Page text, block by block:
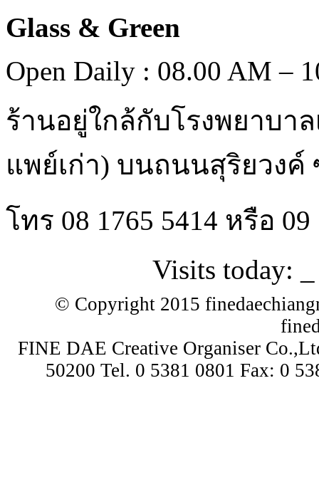
Glass & Green
Open Daily : 08.00 AM –
ร้านอยู่ใกล้กับโรงพยาบา
แพย์เก่า) บนถนนสุริยวงค์
โทร 08 1765 5414 หรือ 09
Visits today:
© Copyright 2015
FINE DAE Creative Organiser
50200 Tel. 0 5381 0801 Fax: 0